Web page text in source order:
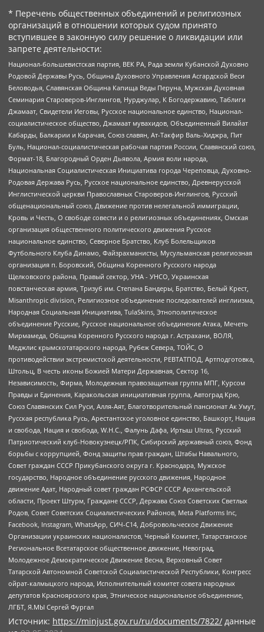
* Перечень общественных объединений и религиозных
организаций в отношении которых судом принято
вступившее в законную силу решение о ликвидации или
запрете деятельности:
Национал-большевистская партия, ВЕК РА, Рада земли Кубанской Духовно
Родовой Державы Русь, Община Духовного Управления Асгардской Веси
Беловодья, Славянская Община Капища Веды Перуна, Мужская Духовная
Семинария Староверов-Инглингов, Нурджулар, К Богодержавию, Таблиги
Джамаат, Свидетели Иеговы, Русское национальное единство, Национал-
социалистическое общество, Джамаат мувахидов, Объединенный Вилайат
Кабарды, Балкарии и Карачая, Союз славян, Ат-Такфир Валь-Хиджра, Пит
Буль, Национал-социалистическая рабочая партия России, Славянский союз,
Формат-18, Благородный Орден Дьявола, Армия воли народа,
Национальная Социалистическая Инициатива города Череповца, Духовно-
Родовая Держава Русь, Русское национальное единство, Древнерусской
Инглистической церкви Православных Староверов-Инглингов, Русский
общенациональный союз, Движение против нелегальной иммиграции,
Кровь и Честь, О свободе совести и о религиозных объединениях, Омская
организация общественного политического движения Русское
национальное единство, Северное Братство, Клуб Болельщиков
Футбольного Клуба Динамо, Файзрахманисты, Мусульманская религиозная
организация п. Боровский, Община Коренного Русского народа
Щелковского района, Правый сектор, УНА - УНСО, Украинская
повстанческая армия, Тризуб им. Степана Бандеры, Братство, Белый Крест,
Misanthropic division, Религиозное объединение последователей инглиизма,
Народная Социальная Инициатива, TulaSkins, Этнополитическое
объединение Русские, Русское национальное объединение Атака, Мечеть
Мирмамеда, Община Коренного Русского народа г. Астрахани, ВОЛЯ,
Меджлис крымскотатарского народа, Рубеж Севера, ТОЙС, О
противодействии экстремистской деятельности, РЕВТАТПОД, Артподготовка,
Штольц, В честь иконы Божией Матери Державная, Сектор 16,
Независимость, Фирма, Молодежная правозащитная группа МПГ, Курсом
Правды и Единения, Каракольская инициативная группа, Автоград Крю,
Союз Славянских Сил Руси, Алля-Аят, Благотворительный пансионат Ак Умут,
Русская республика Русь, Арестантское уголовное единство, Башкорт, Нация
и свобода, Нация и свобода, W.H.С., Фалунь Дафа, Иртыш Ultras, Русский
Патриотический клуб-Новокузнецк/РПК, Сибирский державный союз, Фонд
борьбы с коррупцией, Фонд защиты прав граждан, Штабы Навального,
Совет граждан СССР Прикубанского округа г. Краснодара, Мужское
государство, Народное объединение русского движения, Народное
движение Адат, Народный совет граждан РСФСР СССР Архангельской
области, Проект Штурм, Граждане СССР, Держава Союз Советских Светлых
Родов, Совет Советских Социалистических Районов, Meta Platforms Inc,
Facebook, Instagram, WhatsApp, СИЧ-С14, Добровольческое Движение
Организации украинских националистов, Черный Комитет, Татарстанское
Региональное Всетатарское общественное движение, Невоград,
Молодежное Демократическое Движение Весна, Верховный Совет
Татарской Автономной Советской Социалистической Республики, Конгресс
ойрат-калмыцкого народа, Исполнительный комитет совета народных
депутатов Красноярского края, Этническое национальное объединение,
ЛГБТ, Я.МЫ Сергей Фургал
Источник: https://minjust.gov.ru/ru/documents/7822/ данные